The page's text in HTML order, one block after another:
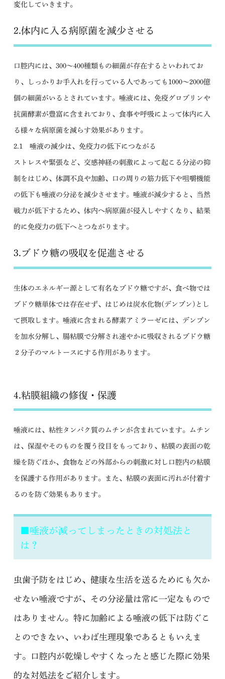
変化していきます。
2.体内に入る病原菌を減少させる
口腔内には、300～400種類もの細菌が存在するといわれてお
り、しっかりお手入れを行っている人であっても1000～2000億
個の細菌がいるとされています。唾液には、免疫グロブリンや
抗菌酵素が豊富に含まれており、食事や呼吸によって体内に入
る様々な病原菌を減らす効果があります。
2.1 唾液の減少は、免疫力の低下につながる
ストレスや緊張など、交感神経の刺激によって起こる分泌の抑
制をはじめ、体調不良や加齢、口の周りの筋力低下や咀嚼機能
の低下も唾液の分泌を減少させます。唾液が減少すると、当然
戦力が低下するため、体内へ病原菌が侵入しやすくなり、結果
的に免疫力の低下へとつながります。
3.ブドウ糖の吸収を促進させる
生体のエネルギー源として有名なブドウ糖ですが、食べ物では
ブドウ糖単体では存在せず、はじめは炭水化物(デンプン)とし
て摂取します。唾液に含まれる酵素アミラーゼには、デンプン
を加水分解し、腸粘膜で分解され速やかに吸収されるブドウ糖
２分子のマルトースにする作用があります。
4.粘膜組織の修復・保護
唾液には、粘性タンパク質のムチンが含まれています。ムチン
は、保湿やそのものを覆う役目をもっており、粘膜の表面の乾
燥を防ぐほか、食物などの外部からの刺激に対し口腔内の粘膜
を保護する作用があります。また、粘膜の表面に汚れが付着す
るのを防ぐ効果もあります。
■唾液が減ってしまったときの対処法と
は？
虫歯予防をはじめ、健康な生活を送るためにも欠か
せない唾液ですが、その分泌量は常に一定なもので
はありません。特に加齢による唾液の低下は防ぐこ
とのできない、いわば生理現象であるともいえま
す。口腔内が乾燥しやすくなったと感じた際に効果
的な対処法をご紹介します。